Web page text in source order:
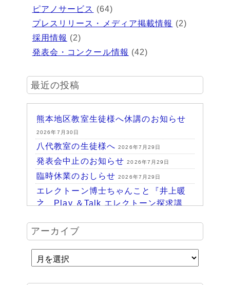
ピアノサービス (64)
プレスリリース・メディア掲載情報 (2)
採用情報 (2)
発表会・コンクール情報 (42)
最近の投稿
熊本地区教室生徒様へ休講のお知らせ
2026年7月30日
八代教室の生徒様へ 2026年7月29日
発表会中止のお知らせ 2026年7月29日
臨時休業のおしらせ 2026年7月29日
エレクトーン博士ちゃんこと『井上暖
之 Play ＆Talk エレクトーン探求講
ハッピーパーク終了♪
よう！未来につながるワクワク体験
アーカイブ